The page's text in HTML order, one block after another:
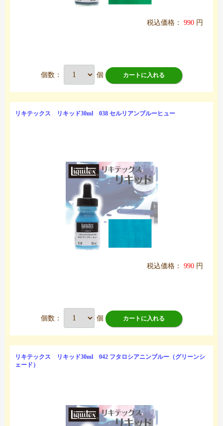
税込価格： 990 円
個数： 個 カートに入れる
リキテックス リキッド30ml 038 セルリアンブルーヒュー
税込価格： 990 円
個数： 個 カートに入れる
リキテックス リキッド30ml 042 フタロシアニンブルー（グリーンシ
ェード）